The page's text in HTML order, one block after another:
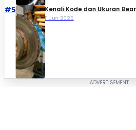
#5 Kenali Kode dan Ukuran
11 Jun 2025